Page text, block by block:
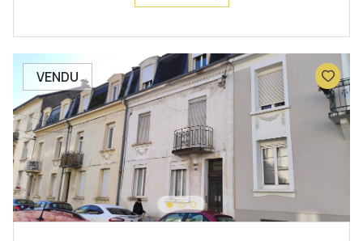
VENDU